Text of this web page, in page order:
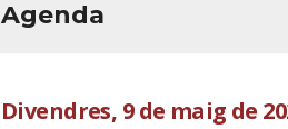
Agenda
Divendres, 9 de maig de